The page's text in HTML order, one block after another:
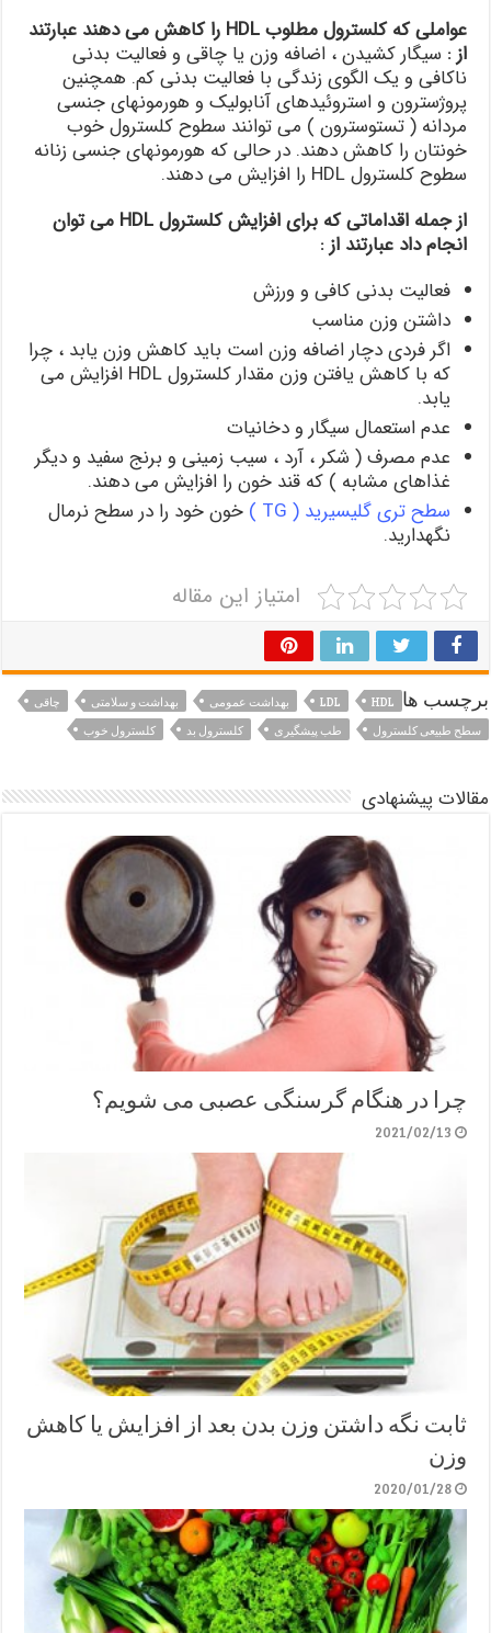
عواملی که کلسترول مطلوب
HDL را کاهش می دهند عبارتند
از : سیگار کشیدن ، اضافه وزن یا چاقی و فعالیت بدنی
ناکافی و یک الگوی زندگی با فعالیت بدنی کم. همچنین
پروژسترون و استروئیدهای آنابولیک و هورمونهای جنسی
مردانه ( تستوسترون ) می توانند سطوح کلسترول خوب
خونتان را کاهش دهند. در حالی که هورمونهای جنسی زنانه
سطوح کلسترول HDL را افزایش می دهند.
از جمله اقداماتی که برای افزایش کلسترول
HDL می توان
انجام داد عبارتند از :
فعالیت بدنی کافی و ورزش
داشتن وزن مناسب
اگر فردی دچار اضافه وزن است باید کاهش وزن یابد ، چرا
که با کاهش یافتن وزن مقدار کلسترول HDL افزایش می
یابد.
عدم استعمال سیگار و دخانیات
عدم مصرف ( شکر ، آرد ، سیب زمینی و برنج سفید و دیگر
غذاهای مشابه ) که قند خون را افزایش می دهند.
سطح تری گلیسیرید ( TG )
خون خود را در سطح نرمال
نگهدارید.
امتیاز این مقاله
برچسب ها HDL
LDL بهداشت عمومی بهداشت و سلامتی
چاقی
سطح طبیعی کلسترول
طب پیشگیری کلسترول بد کلسترول خوب
مقالات پیشنهادی
چرا در هنگام گرسنگی عصبی می شویم؟
2021/02/13
ثابت نگه داشتن وزن بدن بعد از افزایش یا کاهش
وزن
2020/01/28